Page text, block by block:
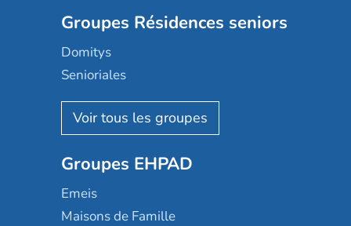
Groupes Résidences seniors
Domitys
Senioriales
Nohée
Les Résidentiels
Mobicap
Domusvi
Happy Senior
Groupes EHPAD
Emeis
Maisons de Famille